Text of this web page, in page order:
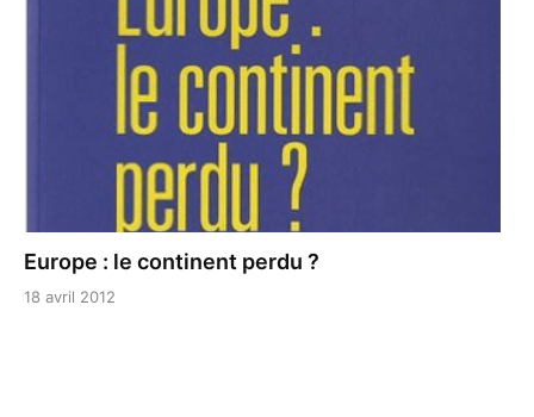
Europe : le continent perdu ?
18 avril 2012